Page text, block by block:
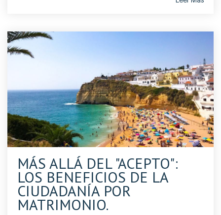
MÁS ALLÁ DEL "ACEPTO":
LOS BENEFICIOS DE LA
CIUDADANÍA POR
MATRIMONIO.